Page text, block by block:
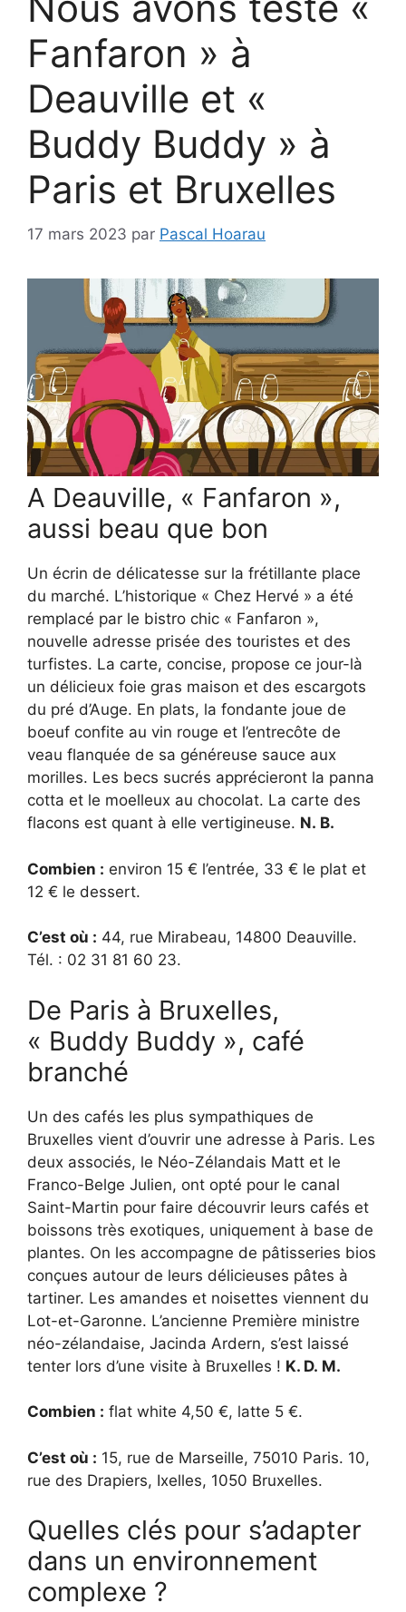
Fanfaron » à
Deauville et «
Buddy Buddy » à
Paris et Bruxelles
17 mars 2023 par Pascal Hoarau
A Deauville, « Fanfaron »,
aussi beau que bon
Un écrin de délicatesse sur la frétillante place
du marché. L’historique « Chez Hervé » a été
remplacé par le bistro chic « Fanfaron »,
nouvelle adresse prisée des touristes et des
turfistes. La carte, concise, propose ce jour-là
un délicieux foie gras maison et des escargots
du pré d’Auge. En plats, la fondante joue de
boeuf confite au vin rouge et l’entrecôte de
veau flanquée de sa généreuse sauce aux
morilles. Les becs sucrés apprécieront la panna
cotta et le moelleux au chocolat. La carte des
flacons est quant à elle vertigineuse. N. B.
Combien : environ 15 € l’entrée, 33 € le plat et
12 € le dessert.
C’est où : 44, rue Mirabeau, 14800 Deauville.
Tél. : 02 31 81 60 23.
De Paris à Bruxelles,
« Buddy Buddy », café
branché
Un des cafés les plus sympathiques de
Bruxelles vient d’ouvrir une adresse à Paris. Les
deux associés, le Néo-Zélandais Matt et le
Franco-Belge Julien, ont opté pour le canal
Saint-Martin pour faire découvrir leurs cafés et
boissons très exotiques, uniquement à base de
plantes. On les accompagne de pâtisseries bios
conçues autour de leurs délicieuses pâtes à
tartiner. Les amandes et noisettes viennent du
Lot-et-Garonne. L’ancienne Première ministre
néo-zélandaise, Jacinda Ardern, s’est laissé
tenter lors d’une visite à Bruxelles ! K. D. M.
Combien : flat white 4,50 €, latte 5 €.
C’est où : 15, rue de Marseille, 75010 Paris. 10,
rue des Drapiers, Ixelles, 1050 Bruxelles.
Quelles clés pour s’adapter
dans un environnement
complexe ?